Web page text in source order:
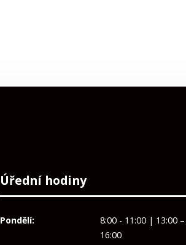
Úřední hodiny
Pondělí:
8:00 - 11:00 | 13:00 –
16:00